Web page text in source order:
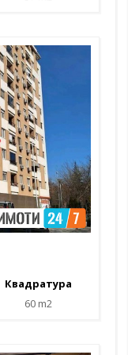
Квадратура
60 m2